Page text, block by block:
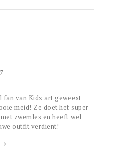
fan van Kidz art geweest
meid! Ze doet het super
zwemles en heeft wel
outfit verdient!